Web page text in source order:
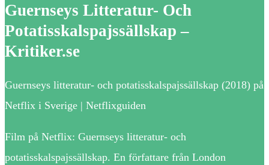
Guernseys Litteratur- Och
Potatisskalspajssällskap –
Kritiker.se
Guernseys litteratur- och potatisskalspajssällskap (2018) på
Netflix i Sverige | Netflixguiden
Film på Netflix: Guernseys litteratur- och
potatisskalspajssällskap. En författare från London